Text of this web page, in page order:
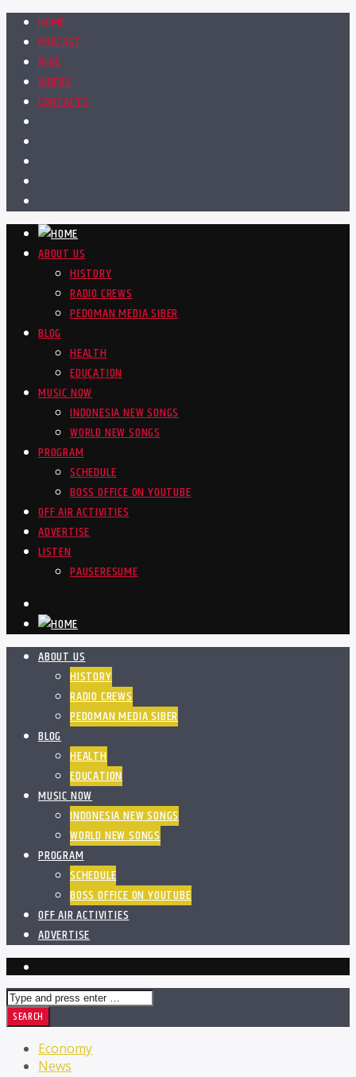
HOME
PODCAST
BLOG
VIDEOS
CONTACTS
ABOUT US
HISTORY
RADIO CREWS
PEDOMAN MEDIA SIBER
BLOG
HEALTH
EDUCATION
MUSIC NOW
INDONESIA NEW SONGS
WORLD NEW SONGS
PROGRAM
SCHEDULE
BOSS OFFICE ON YOUTUBE
OFF AIR ACTIVITIES
ADVERTISE
LISTEN
PAUSERESUME
ABOUT US
HISTORY
RADIO CREWS
PEDOMAN MEDIA SIBER
BLOG
HEALTH
EDUCATION
MUSIC NOW
INDONESIA NEW SONGS
WORLD NEW SONGS
PROGRAM
SCHEDULE
BOSS OFFICE ON YOUTUBE
OFF AIR ACTIVITIES
ADVERTISE
Economy
News